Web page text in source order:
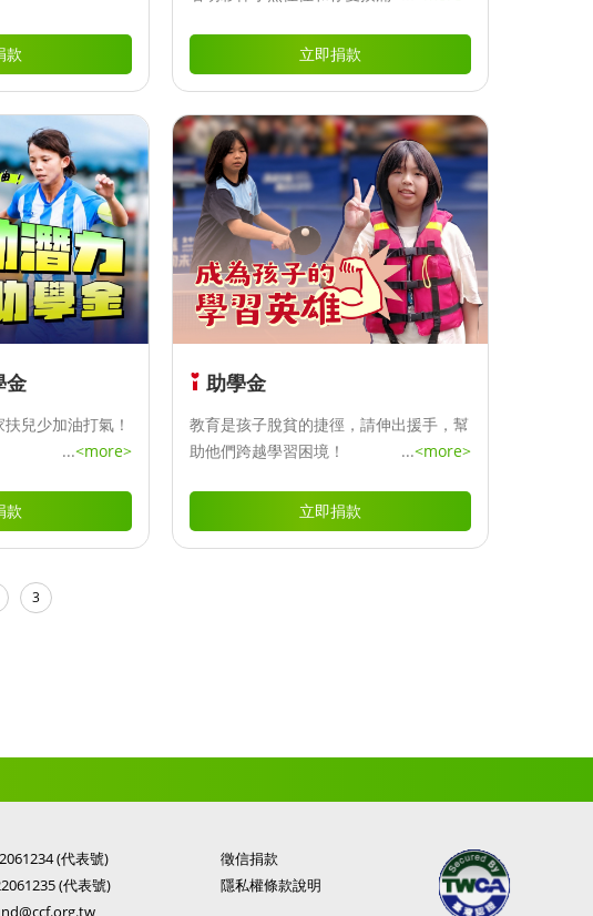
款 立即捐款
金
兒少加油打氣！
...<more>
款
助學金
教育是孩子脫貧的捷徑，請伸出援手，幫
助他們跨越學習困境！
...<more>
立即捐款
3
(代表號)
(代表號)
徵信捐款
隱私權條款說明